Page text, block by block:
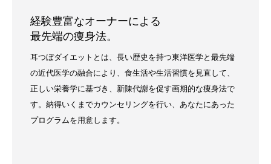
経験豊富なオーナーによる
最先端の痩身法。
耳つぼダイエットとは、長い歴史を持つ東洋医学と最先端
の近代医学の融合により、食生活や生活習慣を見直して、
正しい栄養学に基づき、新陳代謝を促す画期的な痩身法で
す。納得いくまでカウンセリングを行い、あなたにあった
プログラムを用意します。